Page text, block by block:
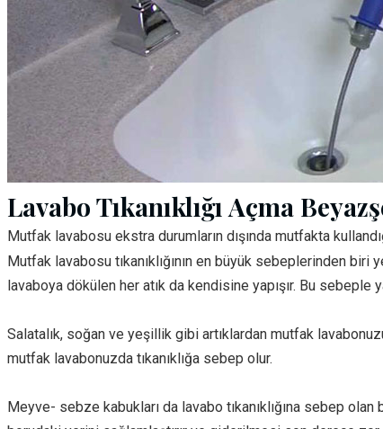
Lavabo Tıkanıklığı Açma
Mutfak lavabosu ekstra durumların dışında mutfakta
Mutfak lavabosu tıkanıklığının en büyük sebeplerinden biri
lavaboya dökülen her atık da kendisine yapışır. Bu
Salatalık, soğan ve yeşillik gibi artıklardan mutfak
mutfak lavabonuzda tıkanıklığa sebep olur.
Meyve- sebze kabukları da lavabo tıkanıklığına sebep